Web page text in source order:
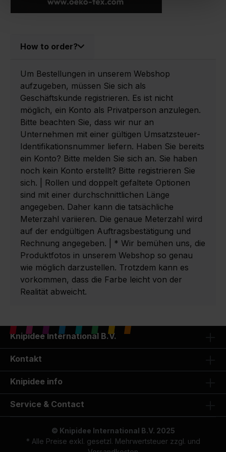
How to order?
Um Bestellungen in unserem Webshop
aufzugeben, müssen Sie sich als
Geschäftskunde registrieren. Es ist nicht
möglich, ein Konto als Privatperson anzulegen.
Bitte beachten Sie, dass wir nur an
Unternehmen mit einer gültigen Umsatzsteuer-
Identifikationsnummer liefern. Haben Sie bereits
ein Konto? Bitte melden Sie sich an. Sie haben
noch kein Konto erstellt? Bitte registrieren Sie
sich. | Rollen und doppelt gefaltete Optionen
sind mit einer durchschnittlichen Länge
angegeben. Daher kann die tatsächliche
Meterzahl variieren. Die genaue Meterzahl wird
auf der endgültigen Auftragsbestätigung und
Rechnung angegeben. | * Wir bemühen uns, die
Produktfotos in unserem Webshop so genau
wie möglich darzustellen. Trotzdem kann es
vorkommen, dass die Farbe leicht von der
Realität abweicht.
Knipidee International B.V.
Kontakt
Knipidee info
Service & Contact
© Knipidee International B.V. 2025
* Alle Preise exkl. gesetzl. Mehrwertsteuer zzgl. und